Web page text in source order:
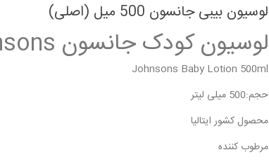
لوسیون بیبی جانسون 500 میل (اصلی)
لوسیون کودک جانسون Johnsons
Johnsons Baby Lotion 500ml
حجم:500 میلی لیتر
محصول کشور ایتالیا
مرطوب کننده